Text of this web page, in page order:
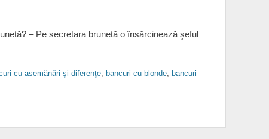
– Pe secretara brunetă o însărcinează şeful
cu asemănări şi diferenţe, bancuri cu blonde, bancuri